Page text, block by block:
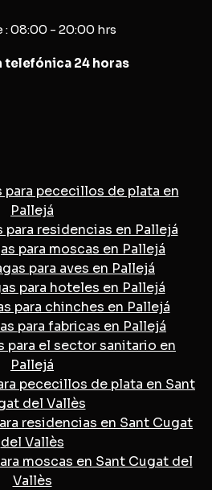
: 08:00 - 20:00 hrs
telefónica 24 horas
pececillos de plata en
Pallejá
residencias en Pallejá
para moscas en Pallejá
para aves en Pallejá
para hoteles en Pallejá
para chinches en Pallejá
para fabricas en Pallejá
para el sector sanitario en
Pallejá
pececillos de plata en Sant
del Vallès
residencias en Sant Cugat
del Vallès
moscas en Sant Cugat del
Vallès